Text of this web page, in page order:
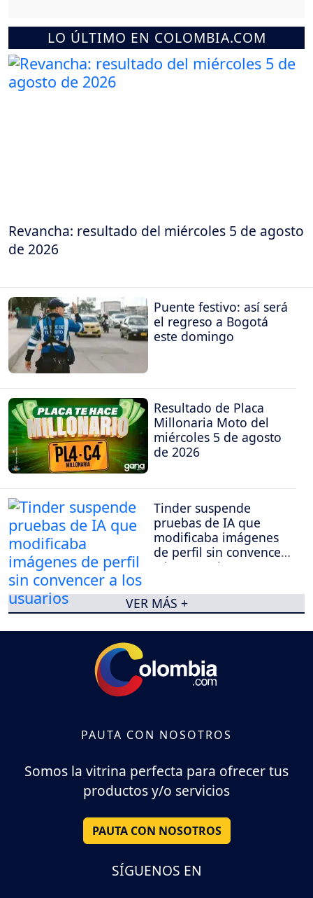
LO ÚLTIMO EN COLOMBIA.COM
Revancha: resultado del miércoles 5 de agosto
de 2026
Puente festivo: así será
el regreso a Bogotá
este domingo
Resultado de Placa
Millonaria Moto del
miércoles 5 de agosto
de 2026
Tinder suspende
pruebas de IA que
modificaba imágenes
de perfil sin convencer
a los usuarios
VER MÁS +
PAUTA CON NOSOTROS
Somos la vitrina perfecta para ofrecer tus
productos y/o servicios
PAUTA CON NOSOTROS
SÍGUENOS EN